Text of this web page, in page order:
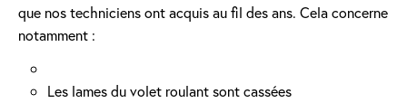
que nos techniciens ont acquis au fil des ans. Cela concerne
notamment :
Les lames du volet roulant sont cassées